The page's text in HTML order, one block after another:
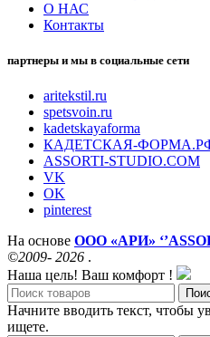
О НАС
Контакты
партнеры и мы в социальные сети
aritekstil.ru
spetsvoin.ru
kadetskayaforma
КАДЕТСКАЯ-
ASSORTI-STUDIO.COM
VK
OK
pinterest
На основе ООО «АРИ»
©2009- 2026 .
Наша цель! Ваш комфорт !
Начните вводить текст, чтобы
ищете.